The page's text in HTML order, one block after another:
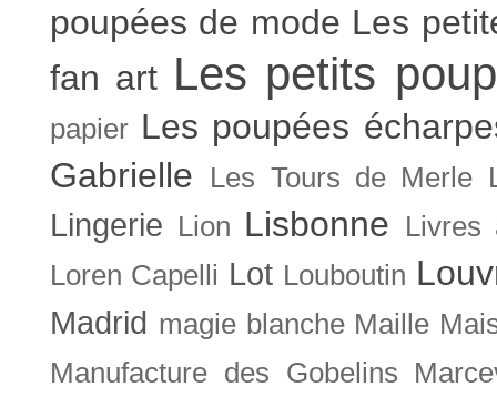
poupées de mode Les
fan art Les petits
papier Les poupées
Gabrielle
Les Tours de Merle
Lingerie Lion Lisbonne
Livres
Loren Capelli Lot Louboutin
Madrid magie blanche Maille
Manufacture des Gobelins